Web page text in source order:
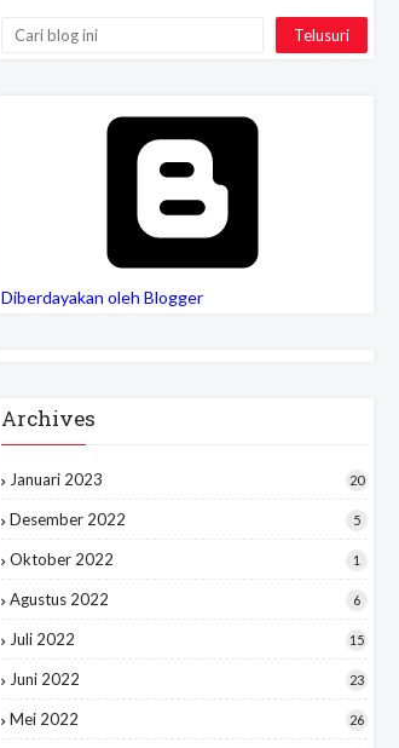
Diberdayakan oleh Blogger
Archives
Januari 2023 20
Desember 2022 5
Oktober 2022 1
Agustus 2022 6
Juli 2022 15
Juni 2022 23
Mei 2022 26